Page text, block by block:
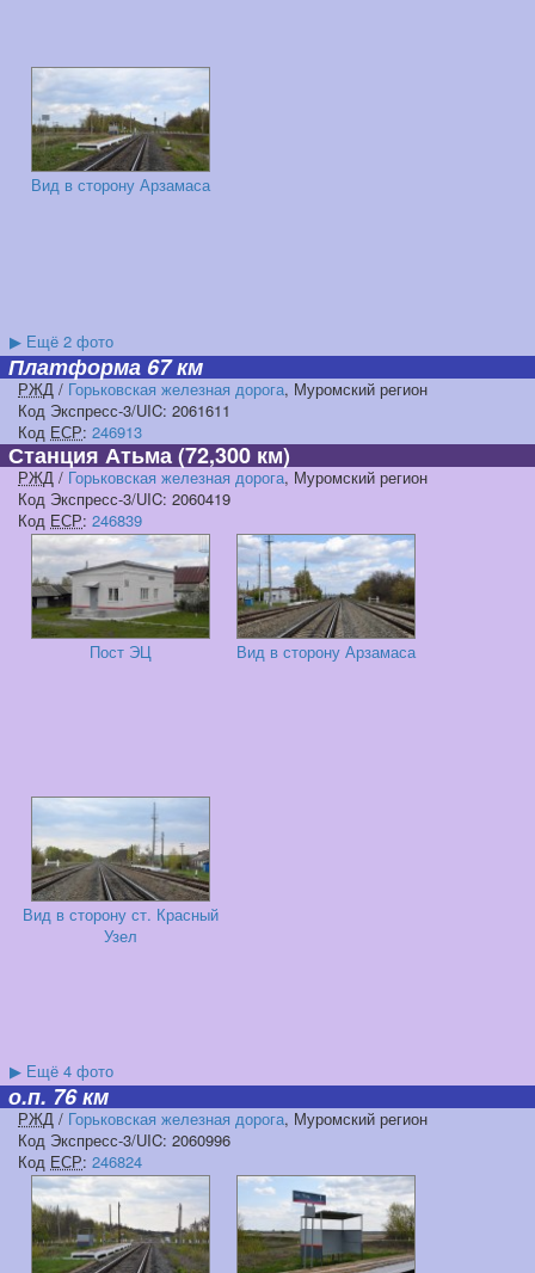
Вид в сторону Арзамаса
▶ Ещё 2 фото
Платформа 67 км
РЖД / Горьковская железная дорога, Муромский регион
Код Экспресс-3/UIC: 2061611
Код ЕСР: 246913
Станция Атьма(72,300 км)
РЖД / Горьковская железная дорога, Муромский регион
Код Экспресс-3/UIC: 2060419
Код ЕСР: 246839
Пост ЭЦ Вид в сторону Арзамаса
Вид в сторону ст. Красный
Узел
▶ Ещё 4 фото
о.п. 76 км
РЖД / Горьковская железная дорога, Муромский регион
Код Экспресс-3/UIC: 2060996
Код ЕСР: 246824